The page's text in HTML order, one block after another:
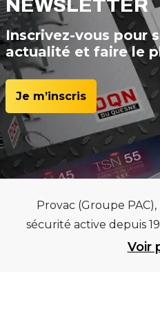
NEWSLETTER
Inscrivez-vous pour
actualité et faire le
Je m’inscris
Provac (Groupe
sécurité active depuis
équipements pour
Voir